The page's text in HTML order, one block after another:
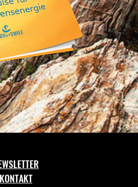
KONTAKT